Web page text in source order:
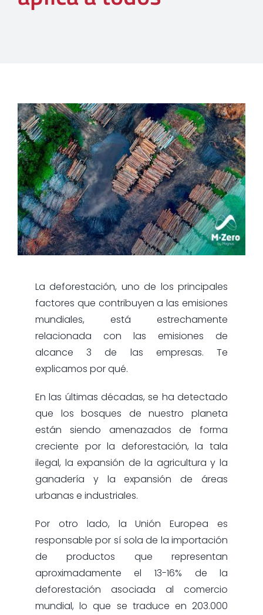
La deforestación, uno de los principales
factores que contribuyen a las emisiones
mundiales, está estrechamente
relacionada con las emisiones de
alcance 3 de las empresas. Te
explicamos por qué.
En las últimas décadas, se ha detectado
que los bosques de nuestro planeta
están siendo amenazados de forma
creciente por la deforestación, la tala
ilegal, la expansión de la agricultura y la
ganadería y la expansión de áreas
urbanas e industriales.
Por otro lado, la Unión Europea es
responsable por sí sola de la importación
de productos que representan
aproximadamente el 13-16% de la
deforestación asociada al comercio
mundial, lo que se traduce en 203.000